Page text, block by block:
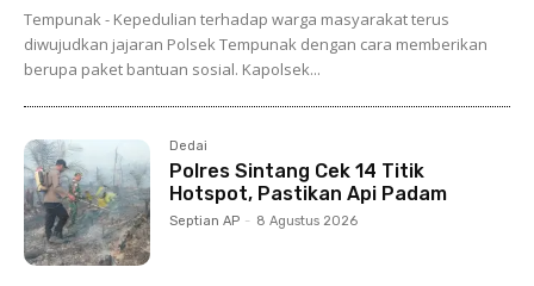
Tempunak - Kepedulian terhadap warga masyarakat terus
diwujudkan jajaran Polsek Tempunak dengan cara memberikan
berupa paket bantuan sosial. Kapolsek...
Dedai
Polres Sintang Cek 14 Titik
Hotspot, Pastikan Api Padam
Septian AP - 8 Agustus 2026